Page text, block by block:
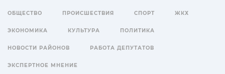
ОБЩЕСТВО ПРОИСШЕСТВИЯ СПОРТ ЖКХ
ЭКОНОМИКА КУЛЬТУРА ПОЛИТИКА
НОВОСТИ РАЙОНОВ РАБОТА ДЕПУТАТОВ
ЭКСПЕРТНОЕ МНЕНИЕ